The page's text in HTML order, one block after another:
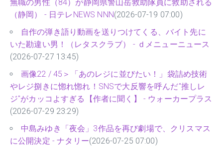
無職の男性（84）が静岡県警山岳救助隊員に救助される
（静岡） - 日テレNEWS NNN(2026-07-19 07:00)
自作の弾き語り動画を送りつけてくる、バイト先に
いた勘違い男！（レタスクラブ） - ｄメニューニュース
(2026-07-27 13:45)
画像22 / 45＞「あのレジに並びたい！」袋詰め技術
やレジ捌きに惚れ惚れ！SNSで大反響を呼んだ"推しレ
ジ"がカッコよすぎる【作者に聞く】 - ウォーカープラス
(2026-07-29 23:29)
中島みゆき「夜会」3作品を再び劇場で、クリスマス
に公開決定 - ナタリー(2026-07-25 07:00)